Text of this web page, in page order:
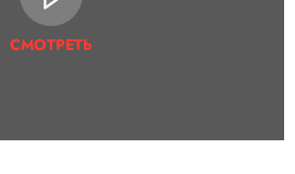
СМОТРЕТЬ